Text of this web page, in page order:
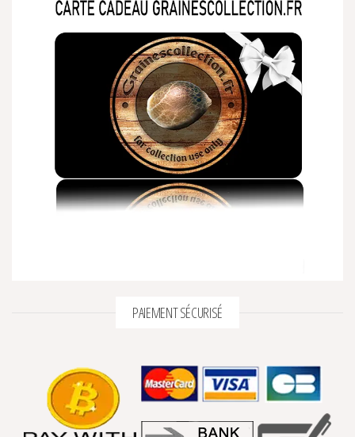
PAIEMENT SÉCURISÉ